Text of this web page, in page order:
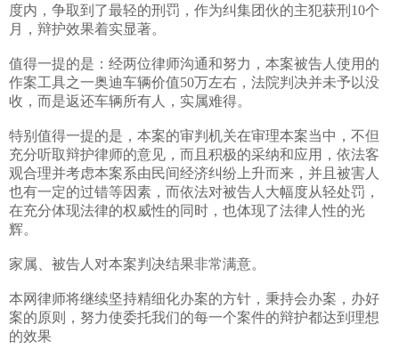
度内，争取到了最轻的刑罚，作为纠集团伙的主犯获刑 10个
月，辩护效果着实显著。
值得一提的是：经两位律师沟通和努力，本案被告人使用的
作案工具之一奥迪车辆价值50万左右，法院判决并未予以没
收，而是返还车辆所有人，实属难得。
特别值得一提的是，本案的审判机关在审理本案当中，不但
充分听取辩护律师的意见，而且积极的采纳和应用，依法客
观合理并考虑本案系由民间经济纠纷上升而来，并且被害人
也有一定的过错等因素，而依法对被告人大幅度从轻处罚，
在充分体现法律的权威性的同时，也体现了法律人性的光
辉。
家属、被告人对本案判决结果非常满意。
本网律师将继续坚持精细化办案的方针，秉持会办案，办好
案的原则，努力使委托我们的每一个案件的辩护都达到理想
的效果